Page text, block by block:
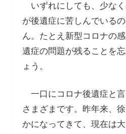
いずれにしても、少な
が後遺症に苦しんでいる
ん。たとえ新型コロナの
遺症の問題が残ることを
ょう。
一口にコロナ後遺症と
さまざまです。昨年来、
かになってきて、現在は大